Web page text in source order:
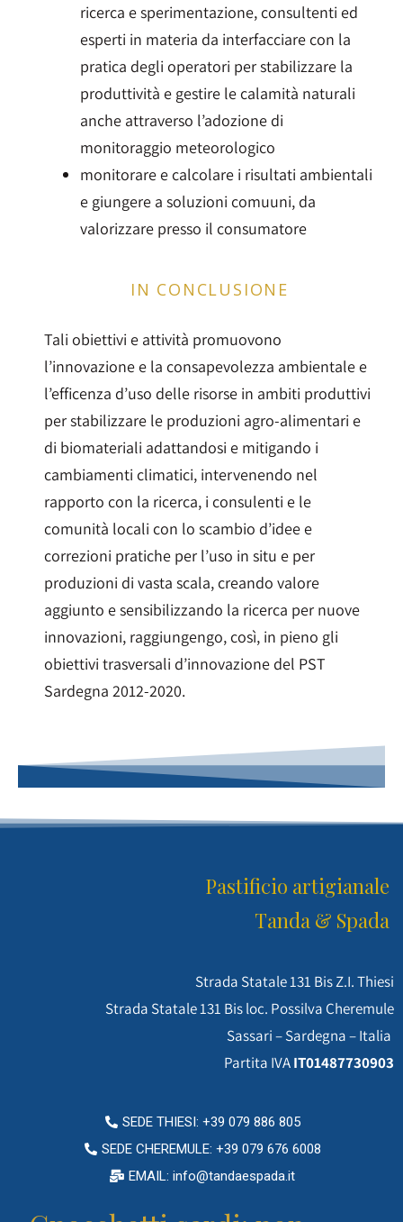
ricerca e sperimentazione, consultenti ed
esperti in materia da interfacciare con la
pratica degli operatori per stabilizzare la
produttività e gestire le calamità naturali
anche attraverso l’adozione di
monitoraggio meteorologico
monitorare e calcolare i risultati ambientali
e giungere a soluzioni comuuni, da
valorizzare presso il consumatore
IN CONCLUSIONE
Tali obiettivi e attività promuovono
l’innovazione e la consapevolezza ambientale e
l’efficenza d’uso delle risorse in ambiti produttivi
per stabilizzare le produzioni agro-alimentari e
di biomateriali adattandosi e mitigando i
cambiamenti climatici, intervenendo nel
rapporto con la ricerca, i consulenti e le
comunità locali con lo scambio d’idee e
correzioni pratiche per l’uso in situ e per
produzioni di vasta scala, creando valore
aggiunto e sensibilizzando la ricerca per nuove
innovazioni, raggiungengo, così, in pieno gli
obiettivi trasversali d’innovazione del PST
Sardegna 2012-2020.
Pastificio artigianale
Tanda & Spada
Strada Statale 131 Bis Z.I. Thiesi
Strada Statale 131 Bis loc. Possilva Cheremule
Sassari – Sardegna – Italia
Partita IVAIT01487730903
SEDE THIESI: +39 079 886 805
SEDE CHEREMULE: +39 079 676 6008
EMAIL: info@tandaespada.it